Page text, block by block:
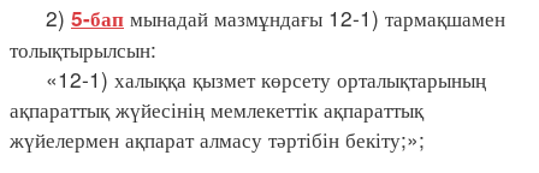
2) 5-бап мынадай мазмұндағы 12-1) тармақшамен
толықтырылсын:
«12-1) халыққа қызмет көрсету орталықтарының
ақпараттық жүйесінің мемлекеттік ақпараттық
жүйелермен ақпарат алмасу тәртібін бекіту;»;